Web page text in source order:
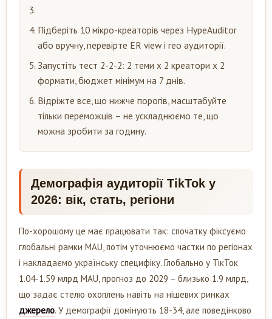
Підберіть 10 мікро-креаторів через HypeAuditor
або вручну, перевірте ER view і гео аудиторії.
Запустіть тест 2-2-2: 2 теми х 2 креатори х 2
формати, бюджет мінімум на 7 днів.
Відріжте все, що нижче порогів, масштабуйте
тільки переможців – не ускладнюємо те, що
можна зробити за годину.
Демографія аудиторії TikTok у
2026: вік, стать, регіони
По-хорошому це має працювати так: спочатку фіксуємо
глобальні рамки MAU, потім уточнюємо частки по регіонах
і накладаємо українську специфіку. Глобально у ТікТок
1.04-1.59 млрд MAU, прогноз до 2029 – близько 1.9 млрд,
що задає стелю охоплень навіть на нішевих ринках
джерело. У демографії домінують 18-34, але поведінково